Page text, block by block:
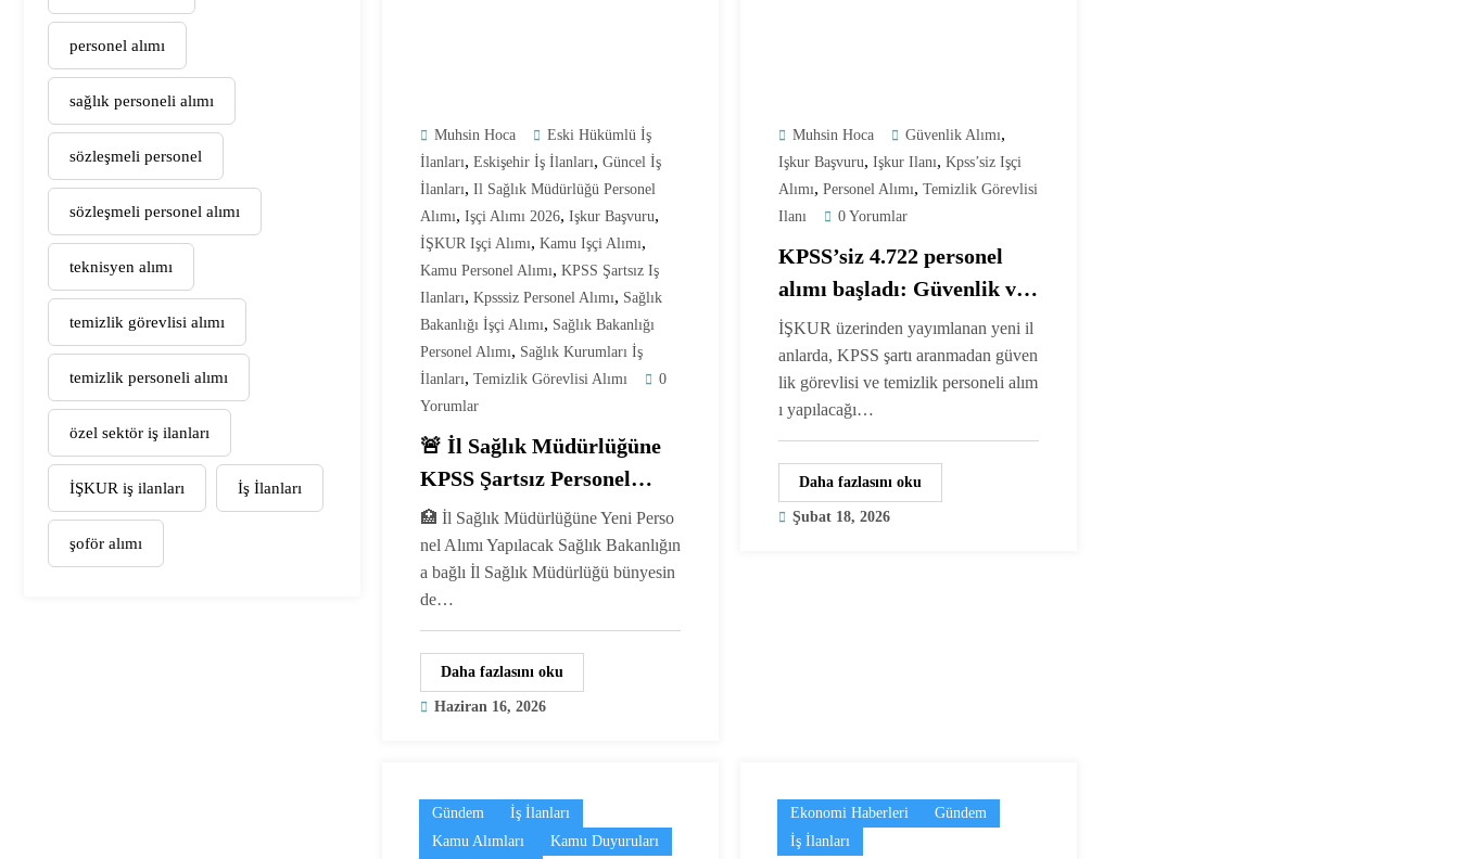
personel alımı
sağlık personeli alımı
sözleşmeli personel
sözleşmeli personel alımı
teknisyen alımı
temizlik görevlisi alımı
temizlik personeli alımı
özel sektör iş ilanları
İŞKUR iş ilanları İş İlanları
şoför alımı
Muhsin Hoca
Eski Hükümlü İş
İlanları, Eskişehir İş İlanları, Güncel İş
İlanları, Il Sağlık Müdürlüğü Personel
Alımı, Işçi Alımı 2026, Işkur Başvuru,
İŞKUR Işçi Alımı, Kamu Işçi Alımı,
Kamu Personel Alımı, KPSS Şartsız Iş
Ilanları, Kpsssiz Personel Alımı, Sağlık
Bakanlığı İşçi Alımı, Sağlık Bakanlığı
Personel Alımı, Sağlık Kurumları İş
İlanları, Temizlik Görevlisi Alımı
0
Yorumlar
🚨 İl Sağlık Müdürlüğüne
KPSS Şartsız Personel
Alımı Başladı
🏥 İl Sağlık Müdürlüğüne Yeni Perso
nel Alımı Yapılacak Sağlık Bakanlığın
a bağlı İl Sağlık Müdürlüğü bünyesin
de…
Daha fazlasını oku
Haziran 16, 2026
Muhsin Hoca Güvenlik Alımı,
Işkur Başvuru, Işkur Ilanı, Kpss’siz Işçi
Alımı, Personel Alımı, Temizlik Görevlisi
Ilanı
0 Yorumlar
KPSS’siz 4.722 personel
alımı başladı: Güvenlik ve
temizlik kadroları
açıklandı 🚨
İŞKUR üzerinden yayımlanan yeni il
anlarda, KPSS şartı aranmadan güven
lik görevlisi ve temizlik personeli alım
ı yapılacağı…
Daha fazlasını oku
Şubat 18, 2026
Gündem
İş İlanları
Kamu Alımları
Kamu Duyuruları
Ekonomi Haberleri
Gündem
İş İlanları